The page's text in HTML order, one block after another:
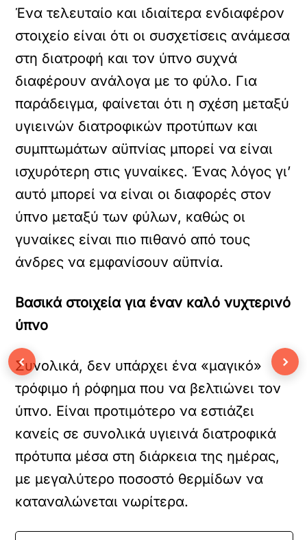
Ένα τελευταίο και ιδιαίτερα ενδιαφέρον
στοιχείο είναι ότι οι συσχετίσεις ανάμεσα
στη διατροφή και τον ύπνο συχνά
διαφέρουν ανάλογα με το φύλο. Για
παράδειγμα, φαίνεται ότι η σχέση μεταξύ
υγιεινών διατροφικών προτύπων και
συμπτωμάτων αϋπνίας μπορεί να είναι
ισχυρότερη στις γυναίκες. Ένας λόγος γι’
αυτό μπορεί να είναι οι διαφορές στον
ύπνο μεταξύ των φύλων, καθώς οι
γυναίκες είναι πιο πιθανό από τους
άνδρες να εμφανίσουν αϋπνία.
Βασικά στοιχεία για έναν καλό νυχτερινό
ύπνο
Συνολικά, δεν υπάρχει ένα «μαγικό»
τρόφιμο ή ρόφημα που να βελτιώνει τον
ύπνο. Είναι προτιμότερο να εστιάζει
κανείς σε συνολικά υγιεινά διατροφικά
πρότυπα μέσα στη διάρκεια της ημέρας,
με μεγαλύτερο ποσοστό θερμίδων να
καταναλώνεται νωρίτερα.
‹ ›